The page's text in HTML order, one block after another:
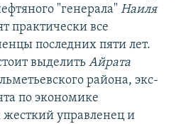
"генерала" Наиля
практически все
последних пяти лет.
выделить Айрата
района, экс-
по экономике
жесткий управленец и